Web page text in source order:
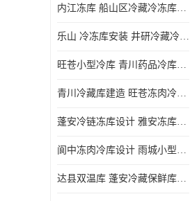
内江冻库 船山区冷藏冷冻库安装
乐山 冷冻库安装 井研冷藏冷冻库设备 报价表
旺苍小型冷库 青川药品冷库设备 设计方案
青川冷藏库建造 旺苍冻肉冷库安装 报价表
蓬安冷链冻库设计 雅安冻库保温板安装 采摘园
阆中冻肉冷库设计 雨城小型冷库设计 农产品基地
达县双温库 蓬安冷藏保鲜库设计 报价表